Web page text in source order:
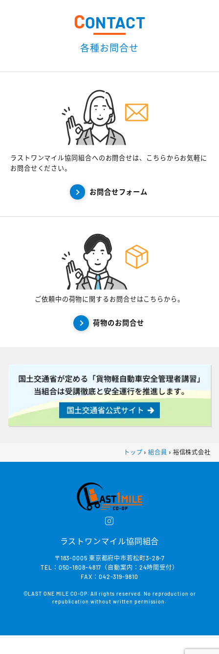
CONTACT
各種お問合せ
ラストワンマイル協同組合へのお問合せは、こちらからお気軽に
お問合せください。
お問合せフォーム
ご依頼中の荷物に関するお問合せはこちらから。
荷物のお問合せ
トップ ›組合員 › 裕信株式会社
ラストワンマイル協同組合
〒183-0005 東京都府中市若松町3-28-7
TEL：050-1808-4817（自動案内：24時間受付）
FAX：042-319-9810
©LAST ONE MILE CO-OP. All rights reserved. No reproduction or
republication without written permission.